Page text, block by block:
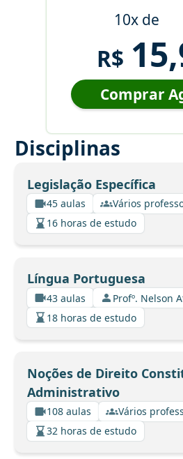
10x de
R$
Comprar
Disciplinas
Legislação Específica
45 aulas
Vários
16 horas de estudo
Língua Portuguesa
43 aulas
Profº. Nelson
18 horas de estudo
Noções de Direito
Administrativo
108 aulas
Vários
32 horas de estudo